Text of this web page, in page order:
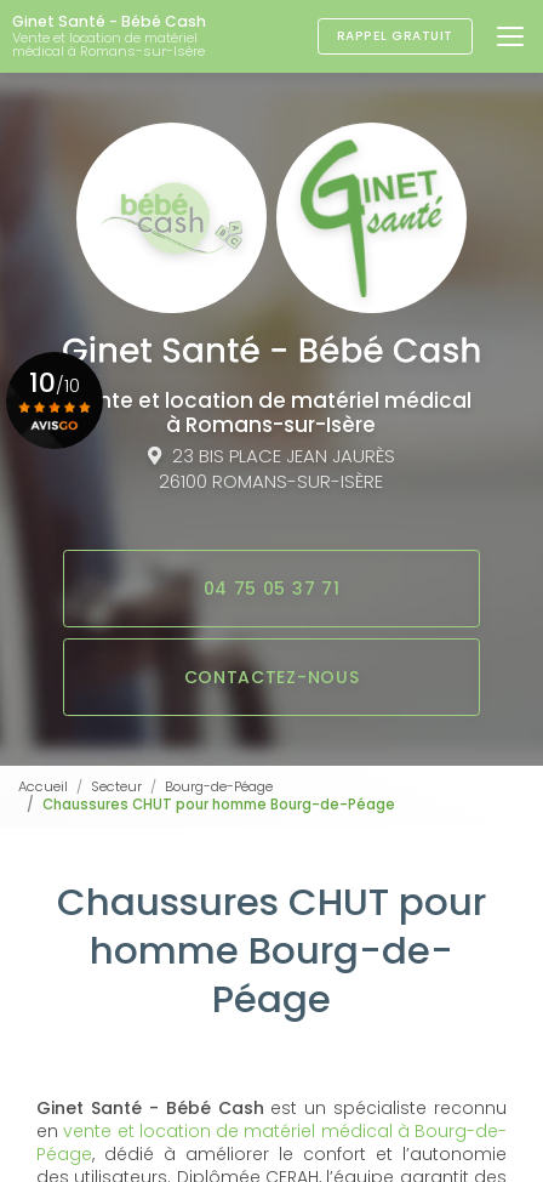
Aller
au
contenu
principal
Ginet Santé - Bébé Cash
Vente et location de matériel
médical à Romans-sur-Isère
RAPPEL GRATUIT
Vente et location de matériel médical
à Romans-sur-Isère
23 BIS PLACE JEAN JAURÈS
26100 ROMANS-SUR-ISÈRE
04 75 05 37 71
CONTACTEZ-NOUS
10/10
Accueil Secteur
Bourg-de-Péage
Chaussures CHUT pour homme Bourg-de-Péage
Chaussures CHUT pour
homme Bourg-de-
Péage
Ginet Santé - Bébé Cash est un spécialiste reconnu
envente et location de matériel médical à Bourg-de-
Péage, dédié à améliorer le confort et l’autonomie
des utilisateurs. Diplômée CERAH, l’équipe garantit des